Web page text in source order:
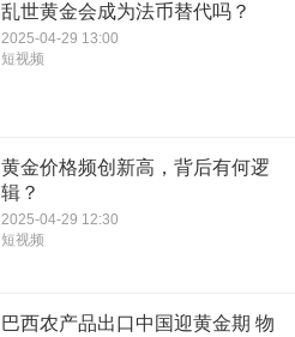
乱世黄金会成为法币替代吗？
2025-04-29 13:00
短视频
黄金价格频创新高，背后有何逻
辑？
2025-04-29 12:30
短视频
巴西农产品出口中国迎黄金期 物